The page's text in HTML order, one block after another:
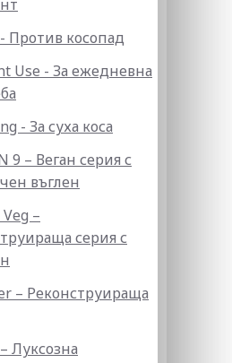
Против косопад
Use - За ежедневна
- За суха коса
9 – Веган серия с
въглен
–
серия с
– Реконструираща
Луксозна